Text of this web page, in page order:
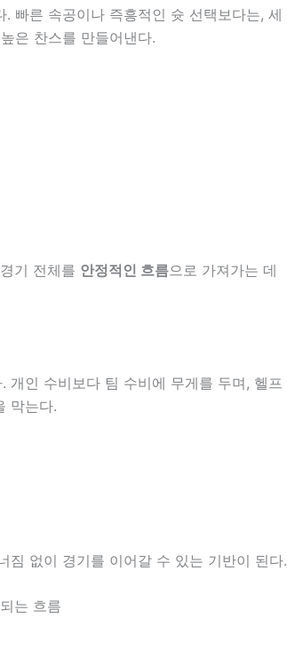
. 빠른 속공이나 즉흥적인 슛 선택보다는, 세
은 찬스를 만들어낸다.
기 전체를 안정적인 흐름으로 가져가는 데
. 개인 수비보다 팀 수비에 무게를 두며, 헬프
막는다.
짐 없이 경기를 이어갈 수 있는 기반이 된다.
는 흐름